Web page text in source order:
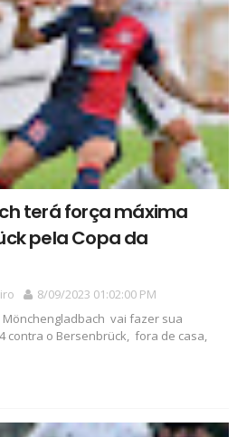
terá força máxima
pela Copa da
8/09/2023 01:02:00 PM
vai fazer sua
contra o Bersenbrück, fora de casa,